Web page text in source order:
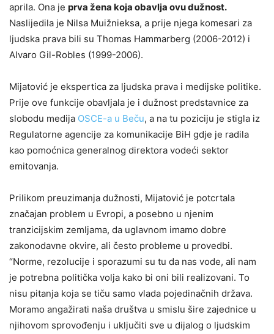
aprila. Ona je prva žena koja obavlja ovu dužnost.
Naslijedila je Nilsa Muižnieksa, a prije njega komesari za
ljudska prava bili su Thomas Hammarberg (2006-2012) i
Alvaro Gil-Robles (1999-2006).
Mijatović je ekspertica za ljudska prava i medijske politike.
Prije ove funkcije obavljala je i dužnost predstavnice za
slobodu medija OSCE-a u Beču, a na tu poziciju je stigla iz
Regulatorne agencije za komunikacije BiH gdje je radila
kao pomoćnica generalnog direktora vodeći sektor
emitovanja.
Prilikom preuzimanja dužnosti, Mijatović je potcrtala
značajan problem u Evropi, a posebno u njenim
tranzicijskim zemljama, da uglavnom imamo dobre
zakonodavne okvire, ali često probleme u provedbi.
“Norme, rezolucije i sporazumi su tu da nas vode, ali nam
je potrebna politička volja kako bi oni bili realizovani. To
nisu pitanja koja se tiču samo vlada pojedinačnih država.
Moramo angažirati naša društva u smislu šire zajednice u
njihovom sprovođenju i uključiti sve u dijalog o ljudskim